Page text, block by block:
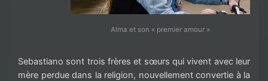
Alma et son « premier amour »
Sebastiano sont trois frères et sœurs qui vivent avec leur
mère perdue dans la religion, nouvellement convertie à la